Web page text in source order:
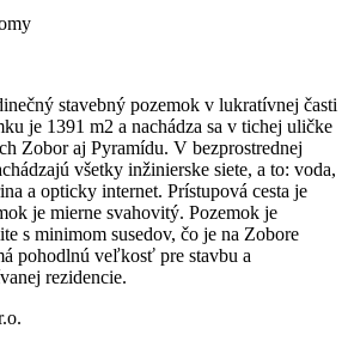
stavebný pozemok v lukratívnej časti
je 1391 m2 a nachádza sa v tichej uličke
Zobor aj Pyramídu. V bezprostrednej
všetky inžinierske siete, a to: voda,
a opticky internet. Prístupová cesta je
je mierne svahovitý. Pozemok je
s minimom susedov, čo je na Zobore
pohodlnú veľkosť pre stavbu a
rezidencie.